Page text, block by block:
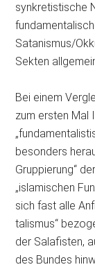
synkretistische
Satanismus/
Sekten
Bei einem
zum ersten Mal
besonders
Gruppierung“
„islamischen
sich fast alle
talismus“
der Salafisten,
des Bundes